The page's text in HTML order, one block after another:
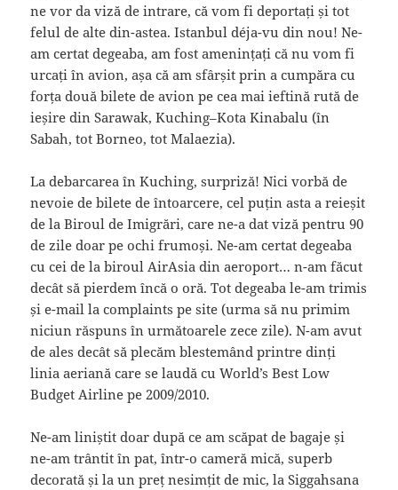
ne vor da viză de intrare, că vom fi deportați și tot
felul de alte din-astea. Istanbul déja-vu din nou! Ne-
am certat degeaba, am fost amenințați că nu vom fi
urcați în avion, așa că am sfârșit prin a cumpăra cu
forța două bilete de avion pe cea mai ieftină rută de
ieșire din Sarawak, Kuching–Kota Kinabalu (în
Sabah, tot Borneo, tot Malaezia).
La debarcarea în Kuching, surpriză! Nici vorbă de
nevoie de bilete de întoarcere, cel puțin asta a reieșit
de la Biroul de Imigrări, care ne-a dat viză pentru 90
de zile doar pe ochi frumoși. Ne-am certat degeaba
cu cei de la biroul AirAsia din aeroport… n-am făcut
decât să pierdem încă o oră. Tot degeaba le-am trimis
și e-mail la complaints pe site (urma să nu primim
niciun răspuns în următoarele zece zile). N-am avut
de ales decât să plecăm blestemând printre dinți
linia aeriană care se laudă cu World’s Best Low
Budget Airline pe 2009/2010.
Ne-am liniștit doar după ce am scăpat de bagaje și
ne-am trântit în pat, într-o cameră mică, superb
decorată și la un preț nesimțit de mic, la Siggahsana